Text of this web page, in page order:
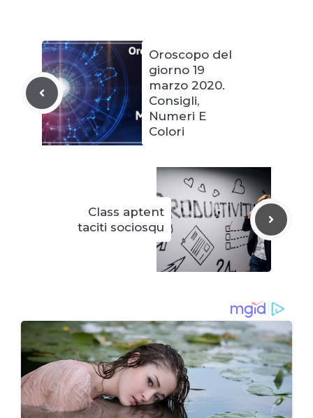
Oroscopo del
giorno 19
marzo 2020.
Consigli,
Numeri E
Colori
Class aptent
taciti sociosqu